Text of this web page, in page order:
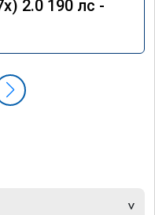
2.0 190 лс -